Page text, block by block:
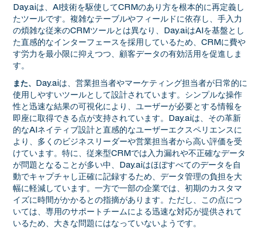
Day.aiは、AI技術を駆使してCRMのあり方を根本的に再定義し
たツールです。複雑なテーブルやフィールドに依存し、手入力
の煩雑な従来のCRMツールとは異なり、Day.aiはAIを基盤とし
た直感的なインターフェースを採用しているため、CRMに費や
す労力を最小限に抑えつつ、顧客データの有効活用を促進しま
す。
また、 Day.aiは、営業担当者やマーケティング担当者が日常的に
使用しやすいツールとして設計されています。シンプルな操作
性と迅速な結果の可視化により、ユーザーが必要とする情報を
即座に取得できる点が支持されています。Day.aiは、その革新
的なAIネイティブ設計と直感的なユーザーエクスペリエンスに
より、多くのビジネスリーダーや営業担当者から高い評価を受
けています。特に、従来型CRMでは入力漏れや不正確なデータ
が問題となることが多い中、Day.aiはほぼすべてのデータを自
動でキャプチャし正確に記録するため、データ管理の負担を大
幅に軽減しています。一方で一部の企業では、初期のカスタマ
イズに時間がかかるとの指摘があります。ただし、この点につ
いては、専用のサポートチームによる迅速な対応が提供されて
いるため、大きな問題にはなっていないようです。